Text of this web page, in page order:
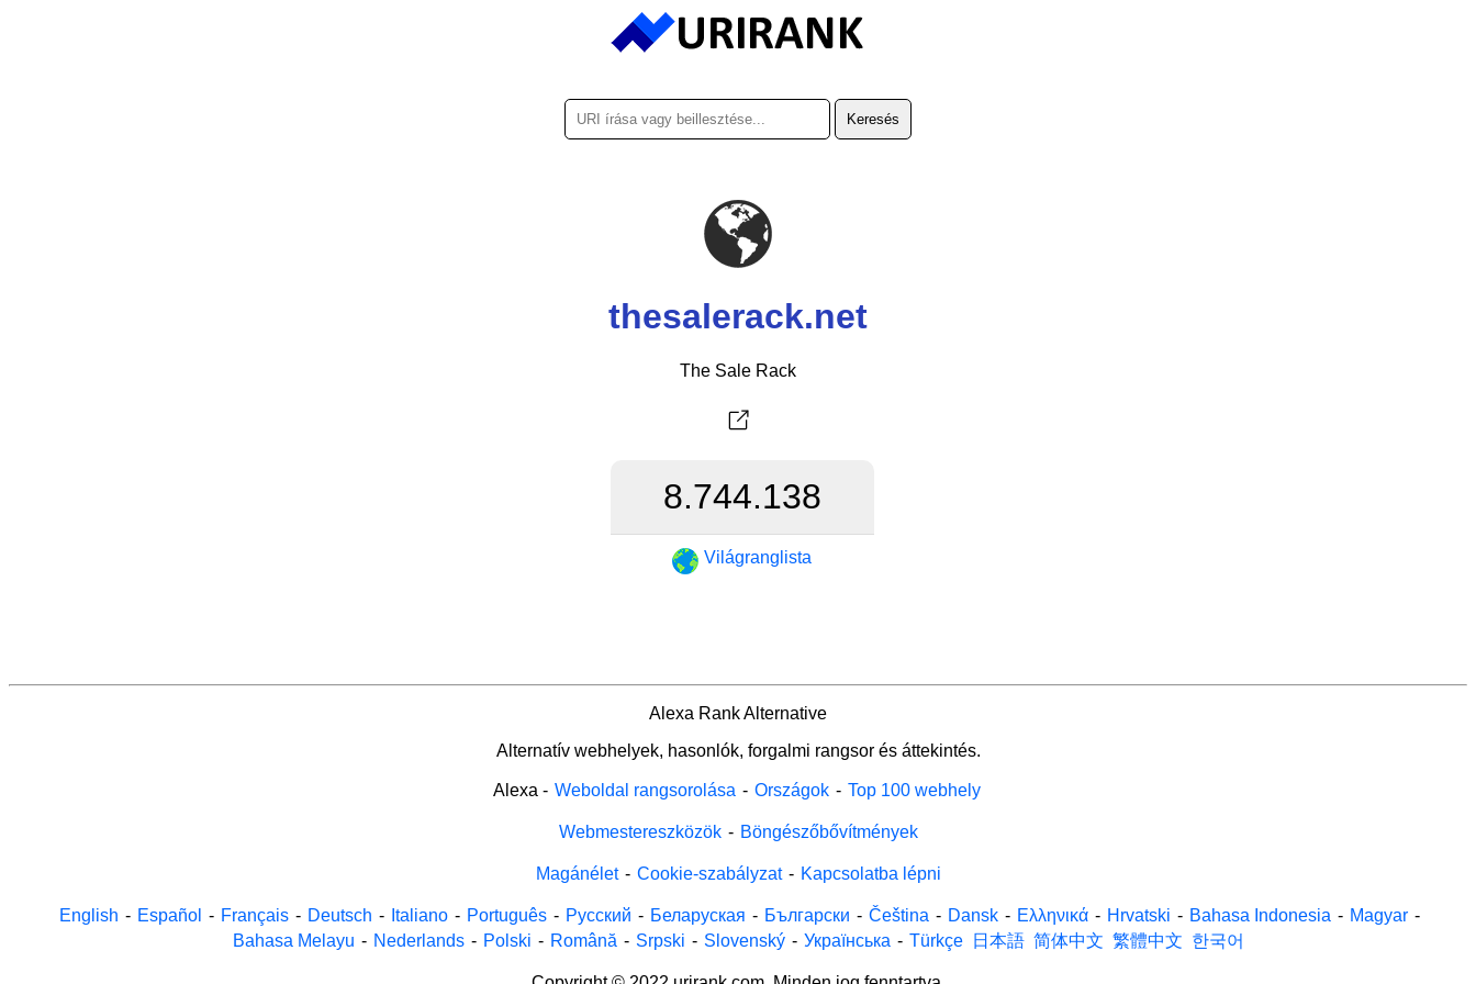
thesalerack.net
The Sale Rack
8.744.138
Világranglista
Alexa Rank Alternative
Alternatív webhelyek, hasonlók, forgalmi rangsor és áttekintés.
Alexa - Weboldal rangsorolása - Országok - Top 100 webhely
Webmestereszközök - Böngészőbővítmények
Magánélet - Cookie-szabályzat - Kapcsolatba lépni
English - Español - Français - Deutsch - Italiano - Português - Русский - Беларуская - Български - Čeština - Dansk - Ελληνικά - Hrvatski - Bahasa Indonesia - Magyar -
Bahasa Melayu - Nederlands - Polski - Română - Srpski - Slovenský - Українська - Türkçe 日本語 简体中文 繁體中文 한국어